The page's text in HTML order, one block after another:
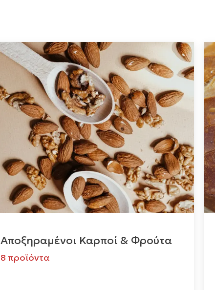
Αποξηραμένοι Καρποί & Φρούτα
8 προϊόντα